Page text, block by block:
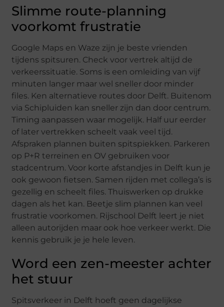
Slimme route-planning
voorkomt frustratie
Google Maps en Waze zijn je beste vrienden
tijdens spitsuren. Check voor vertrek altijd de
verkeerssituatie. Soms is een omleiding van vijf
minuten langer maar wel sneller door minder
files. Ken alternatieve routes door Delft. Buitenom
via Schipluiden kan sneller zijn dan door centrum.
Timing aanpassen waar mogelijk. Half uur eerder
of later vertrekken scheelt vaak veel tijd.
Afspraken plannen buiten spitspiekken. Parkeren
op P+R terreinen en OV gebruiken voor
stadcentrum. Voor korte afstandjes in Delft kun je
ook gewoon fietsen. Samen rijden met collega’s is
gezellig en scheelt files. Thuiswerken op drukke
dagen als het kan. Beetje slim plannen kan veel
frustratie voorkomen. Rijschool Delft leert je niet
alleen autorijden maar ook hoe verkeer werkt. Die
kennis gebruik je je hele leven.
Word een zen-meester achter
het stuur
Spitsverkeer in Delft hoeft geen dagelijkse